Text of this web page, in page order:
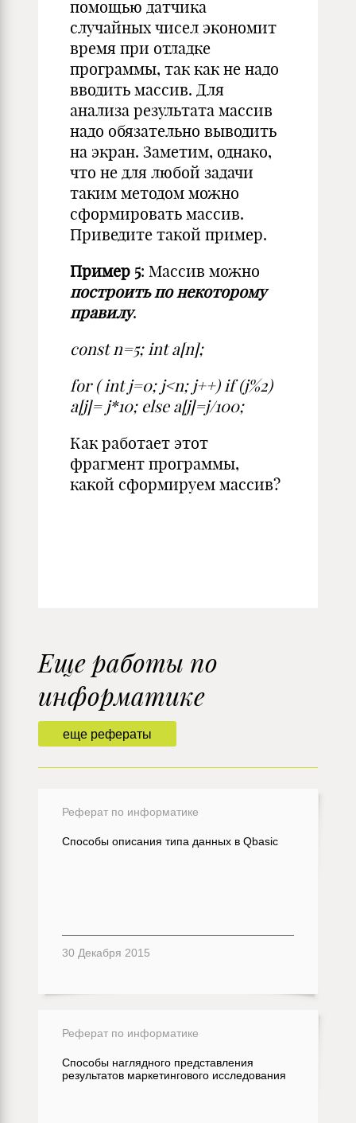
помощью датчика
случайных чисел экономит
время при отладке
программы, так как не надо
вводить массив. Для
анализа результата массив
надо обязательно выводить
на экран. Заметим, однако,
что не для любой задачи
таким методом можно
сформировать массив.
Приведите такой пример.
Пример 5: Массив можно
построить по некоторому
правилу.
const n=5; int a[n];
for ( int j=0; j<n; j++) if (j%2)
а[j]= j*10; else а[j]=j/100;
Как работает этот
фрагмент программы,
какой сформируем массив?
еще рефераты
Еще работы по
информатике
Реферат по информатике
Способы описания типа данных в Qbasic
30 Декабря 2015
Реферат по информатике
Способы наглядного представления
результатов маркетингового исследования